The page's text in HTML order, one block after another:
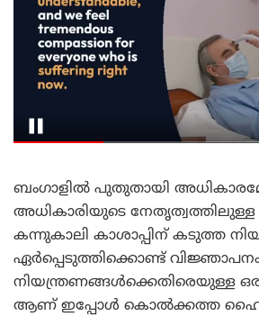
ബംഗാളിൽ പുതുതായി
അധികാരിയുടെ
കന്നുകാലി കാശാപ്പിന് കടുത്ത
ഏർപ്പെടുത്തിക്കൊണ്ട് വിജ്ഞാപനം
നിയന്ത്രണങ്ങൾക്കെതിരെയുള്ള
ആണ് ഇപ്പോൾ കൊൽക്കത്ത